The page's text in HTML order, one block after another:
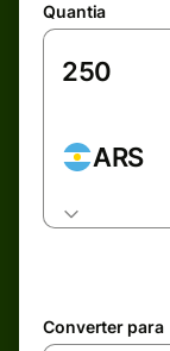
Quantia
ARS
Converter para